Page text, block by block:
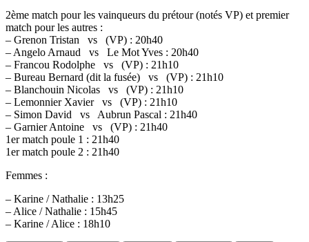
2ème match pour les vainqueurs du prétour (notés VP) et premier
match pour les autres :
– Grenon Tristan vs (VP) : 20h40
– Angelo Arnaud vs Le Mot Yves : 20h40
– Francou Rodolphe vs (VP) : 21h10
– Bureau Bernard (dit la fusée) vs (VP) : 21h10
– Blanchouin Nicolas vs (VP) : 21h10
– Lemonnier Xavier vs (VP) : 21h10
– Simon David vs Aubrun Pascal : 21h40
– Garnier Antoine vs (VP) : 21h40
1er match poule 1 : 21h40
1er match poule 2 : 21h40
Femmes :
– Karine / Nathalie : 13h25
– Alice / Nathalie : 15h45
– Karine / Alice : 18h10